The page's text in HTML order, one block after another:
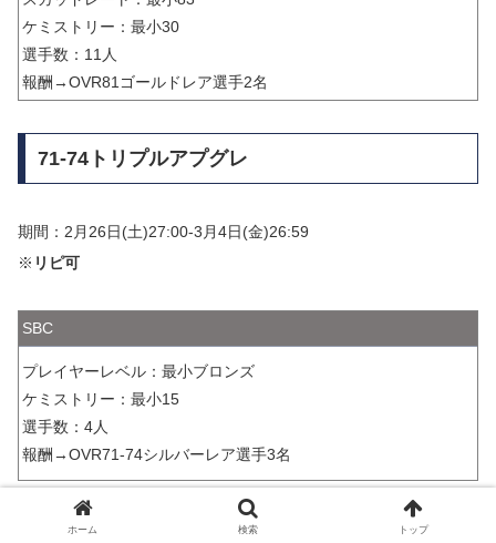
ケミストリー：最小30
選手数：11人
報酬→OVR81ゴールドレア選手2名
71-74トリプルアプグレ
期間：2月26日(土)27:00-3月4日(金)26:59
※ リピ可
SBC
プレイヤーレベル：最小ブロンズ
ケミストリー：最小15
選手数：4人
報酬→OVR71-74シルバーレア選手3名
85+トリプルアプグレ
ホーム 検索 トップ